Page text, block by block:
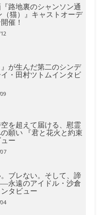
路地裏のシャンソン通
（猫）』キャストオーデ
催！
』が生んだ第二のシンデ
・田村ツトムインタビ
を超えて届ける、慰霊
願い 『君と花火と約束
ー
ブレない。そして、諦
永遠のアイドル・沙倉
タビュー